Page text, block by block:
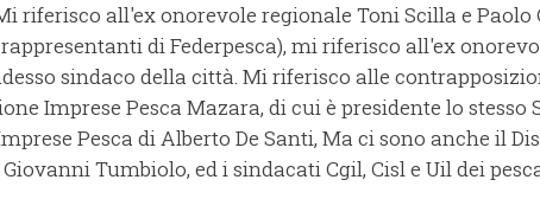
riferisco all'ex onorevole regionale Toni Scilla e Paolo
di Federpesca), mi riferisco all'ex
sindaco della città. Mi riferisco alle
Imprese Pesca Mazara, di cui è presidente lo stesso
Pesca di Alberto De Santi, Ma ci sono anche il
Tumbiolo, ed i sindacati Cgil, Cisl e Uil dei